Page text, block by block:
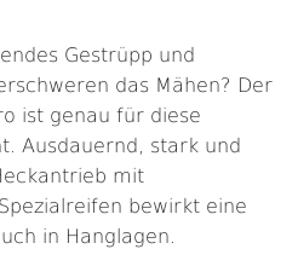
Gestrüpp und
das Mähen? Der
ist genau für diese
Ausdauernd, stark und
mit
bewirkt eine
in Hanglagen.